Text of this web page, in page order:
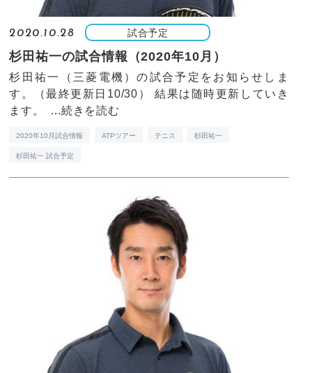
2020.10.28 試合予定
杉田祐一の試合情報（2020年10月）
杉田祐一（三菱電機）の試合予定をお知らせしま
す。（最終更新日10/30） 結果は随時更新していき
ます。 ...続きを読む
2020年10月試合情報 ATPツアー テニス 杉田祐一
杉田祐一 試合予定